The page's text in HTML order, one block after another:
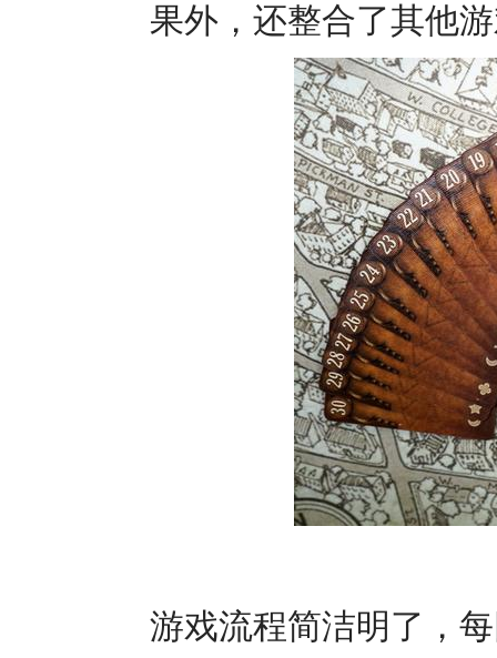
果外，还整合了其他
游戏流程简洁明了，